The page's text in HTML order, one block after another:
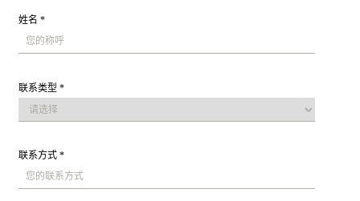
姓名 *
联系类型 *
联系方式 *